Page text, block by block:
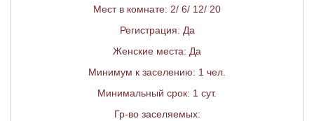
Мест в комнате: 2/ 6/ 12/ 20
Регистрация: Да
Женские места: Да
Минимум к заселению: 1 чел.
Минимальный срок: 1 сут.
Гр-во заселяемых: